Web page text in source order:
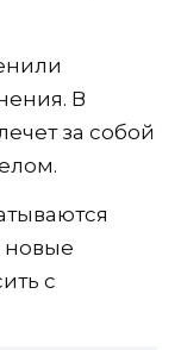
В
за собой
новые
с